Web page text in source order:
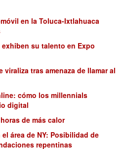
en la Toluca-Ixtlahuaca
su talento en Expo
tras amenaza de llamar al
cómo los millennials
digital
de más calor
área de NY: Posibilidad de
repentinas